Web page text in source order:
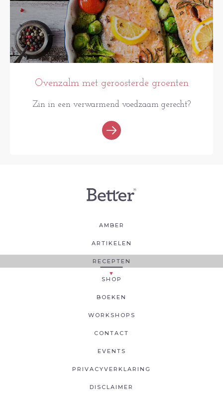
Ovenzalm met geroosterde groenten
Zin in een verwarmend voedzaam gerecht?
AMBER
ARTIKELEN
RECEPTEN
SHOP
BOEKEN
WORKSHOPS
CONTACT
EVENTS
PRIVACYVERKLARING
DISCLAIMER